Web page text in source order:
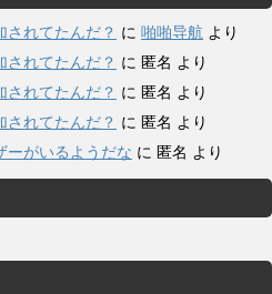
されてたんだ？ に 啪啪导航 より
されてたんだ？ に 匿名 より
されてたんだ？ に 匿名 より
されてたんだ？ に 匿名 より
ーがいるようだな に 匿名 より